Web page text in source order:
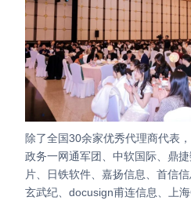
除了全国30余家优秀代理商代表，契约锁战略合作伙伴“华为
政务一网通军团、中软国际、鼎
片、日铁软件、嘉扬信息、首信
玄武纪、docusign甫连信息、上